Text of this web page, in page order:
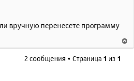
вручную перенесете программу
е
2 сообщения • Страница 1 из 1